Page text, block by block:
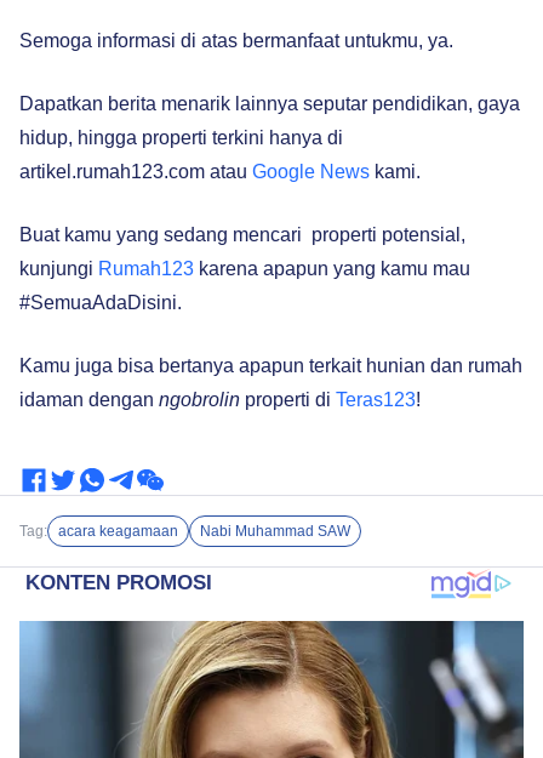
Semoga informasi di atas bermanfaat untukmu, ya.
Dapatkan berita menarik lainnya seputar pendidikan, gaya
hidup, hingga properti terkini hanya di
artikel.rumah123.com atau Google News kami.
Buat kamu yang sedang mencari properti potensial,
kunjungi Rumah123 karena apapun yang kamu mau
#SemuaAdaDisini.
Kamu juga bisa bertanya apapun terkait hunian dan rumah
idaman dengan ngobrolin properti di Teras123!
Tag: acara keagamaan Nabi Muhammad SAW